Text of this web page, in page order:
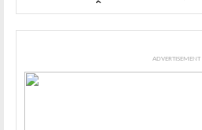
ADVERTISEMENT